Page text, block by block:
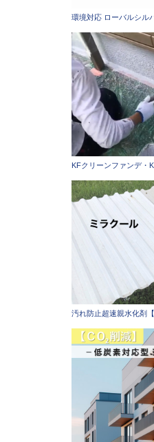
環境対応 ローバルシル
KFクリーンファンデ・
汚れ防止超速親水化剤【